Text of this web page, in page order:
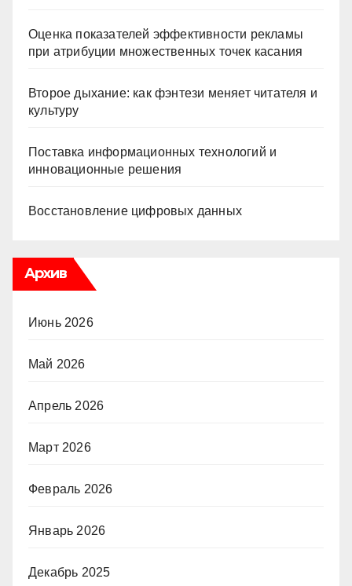
Оценка показателей эффективности рекламы
при атрибуции множественных точек касания
Второе дыхание: как фэнтези меняет читателя и
культуру
Поставка информационных технологий и
инновационные решения
Восстановление цифровых данных
Архив
Июнь 2026
Май 2026
Апрель 2026
Март 2026
Февраль 2026
Январь 2026
Декабрь 2025